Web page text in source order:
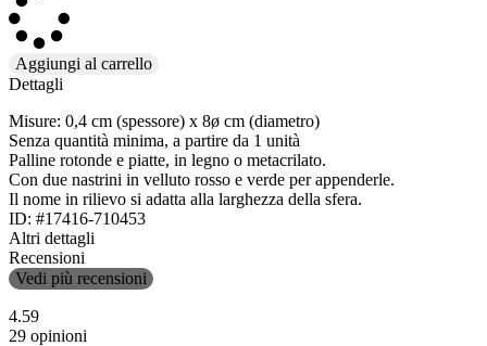
Aggiungi al carrello
Dettagli
Misure: 0,4 cm (spessore) x 8ø cm (diametro)
Senza quantità minima, a partire da 1 unità
Palline rotonde e piatte, in legno o metacrilato.
Con due nastrini in velluto rosso e verde per appenderle.
Il nome in rilievo si adatta alla larghezza della sfera.
ID: #17416-710453
Altri dettagli
Recensioni
Vedi più recensioni
4.59
29 opinioni